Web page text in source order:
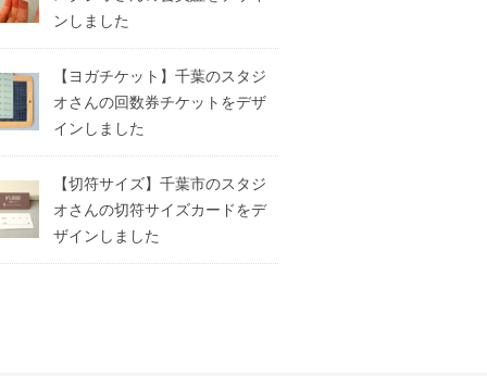
ンしました
【ヨガチケット】千葉のスタジ
オさんの回数券チケットをデザ
インしました
【切符サイズ】千葉市のスタジ
オさんの切符サイズカードをデ
ザインしました